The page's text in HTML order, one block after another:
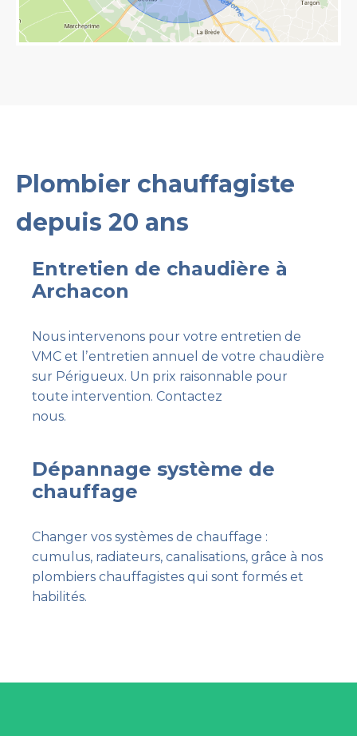
Plombier chauffagiste
depuis 20 ans
Entretien de chaudière à
Archacon
Nous intervenons pour votre entretien de
VMC et lʼentretien annuel de votre chaudière
sur Périgueux. Un prix raisonnable pour
toute intervention. Contactez
nous.
Dépannage système de
chauffage
Changer vos systèmes de chauffage :
cumulus, radiateurs, canalisations, grâce à nos
plombiers chauffagistes qui sont formés et
habilités.